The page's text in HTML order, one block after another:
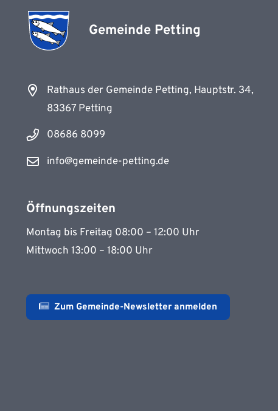
Gemeinde Petting
Rathaus der Gemeinde Petting, Hauptstr. 34,
83367 Petting
08686 8099
info@gemeinde-petting.de
Öffnungszeiten
Montag bis Freitag 08:00 – 12:00 Uhr
Mittwoch 13:00 – 18:00 Uhr
Zum Gemeinde-Newsletter anmelden